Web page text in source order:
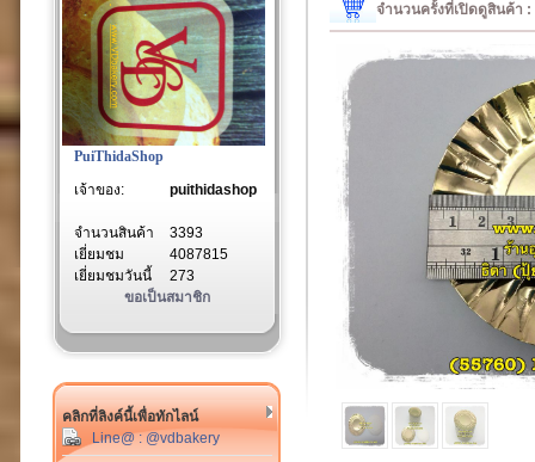
PuiThidaShop
เจ้าของ:
puithidashop
จำนวนสินค้า
3393
เยี่ยมชม
4087815
เยี่ยมชมวันนี้
273
ขอเป็นสมาชิก
คลิกที่ลิงค์นี้เพื่อทักไลน์
Line@ : @vdbakery
จำนวนครั้งที่เปิดดูสินค้า